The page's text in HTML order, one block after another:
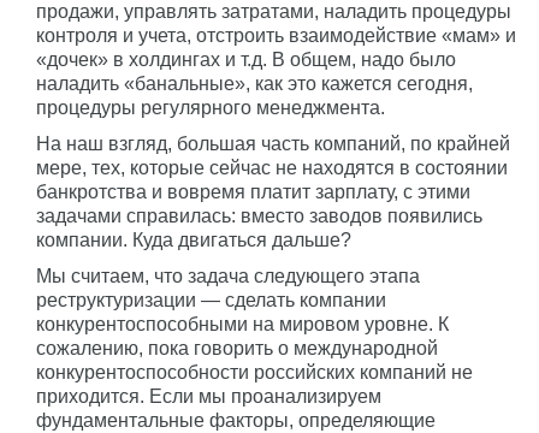
продажи, управлять затратами, наладить процедуры
контроля и учета, отстроить взаимодействие «мам» и
«дочек» в холдингах и т.д. В общем, надо было
наладить «банальные», как это кажется сегодня,
процедуры регулярного менеджмента.
На наш взгляд, большая часть компаний, по крайней
мере, тех, которые сейчас не находятся в состоянии
банкротства и вовремя платит зарплату, с этими
задачами справилась: вместо заводов появились
компании. Куда двигаться дальше?
Мы считаем, что задача следующего этапа
реструктуризации — сделать компании
конкурентоспособными на мировом уровне. К
сожалению, пока говорить о международной
конкурентоспособности российских компаний не
приходится. Если мы проанализируем
фундаментальные факторы, определяющие